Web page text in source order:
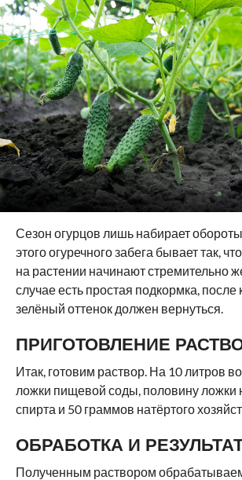
Сезон огурцов лишь набирает
этого огуречного забега бывает так,
на растении начинают стремительно
случае есть простая подкормка, после
зелёный оттенок должен вернуться.
ПРИГОТОВЛЕНИЕ
Итак, готовим раствор. На 10 литров
ложки пищевой соды, половину ложки
спирта и 50 граммов натёртого
ОБРАБОТКА И
Полученным раствором обрабатываем